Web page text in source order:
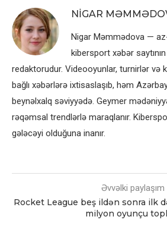
NIGAR
Nigar Məmmədova —
kibersport xəbər
redaktorudur. Videooyunlar, turnirlər və
bağlı xəbərlərə ixtisaslaşıb, həm
beynəlxalq səviyyədə. Geymer
rəqəmsal trendlərlə maraqlanır.
gələcəyi olduğuna inanır.
Əvvəlki paylaşım
Rocket League beş ildən sonra ilk
milyon oyunçu